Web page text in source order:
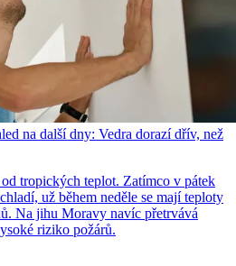
na další dny: Vedra dorazí dřív, než
tropických teplot. Zatímco v pátek
už během neděle se mají teploty
Na jihu Moravy navíc přetrvává
riziko požárů.